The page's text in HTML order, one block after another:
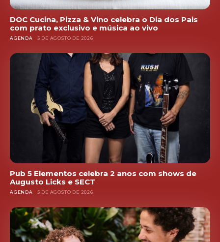
DOC Cucina, Pizza & Vino celebra o Dia dos Pais
com prato exclusivo e música ao vivo
AGENDA 5 DE AGOSTO DE 2026
Pub 5 Elementos celebra 2 anos com shows de
Augusto Licks e SECT
AGENDA 5 DE AGOSTO DE 2026